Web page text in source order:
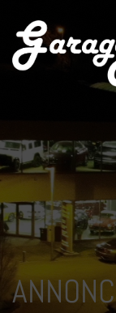
Paramètres avancés